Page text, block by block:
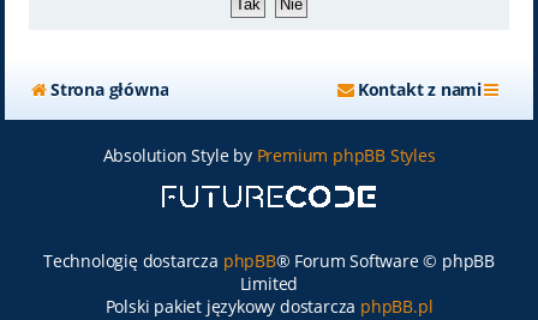
Strona główna Kontakt z nami
Absolution Style by Premium phpBB Styles
Technologię dostarcza phpBB® Forum Software © phpBB
Limited
Polski pakiet językowy dostarcza phpBB.pl